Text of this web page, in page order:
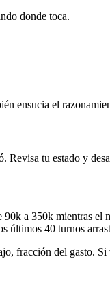
donde toca.
ensucia el
tu estado y
a 350k mientras el
últimos 40 turnos
fracción del gasto. Si